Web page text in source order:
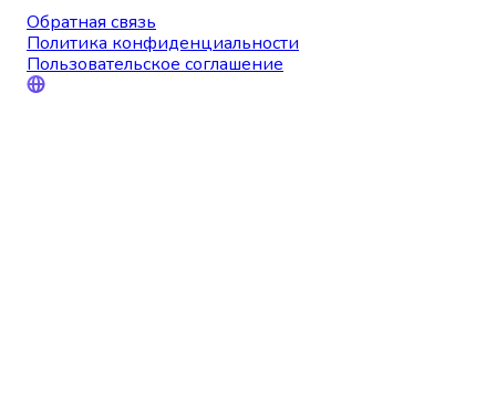
Обратная связь
Политика конфиденциальности
Пользовательское соглашение